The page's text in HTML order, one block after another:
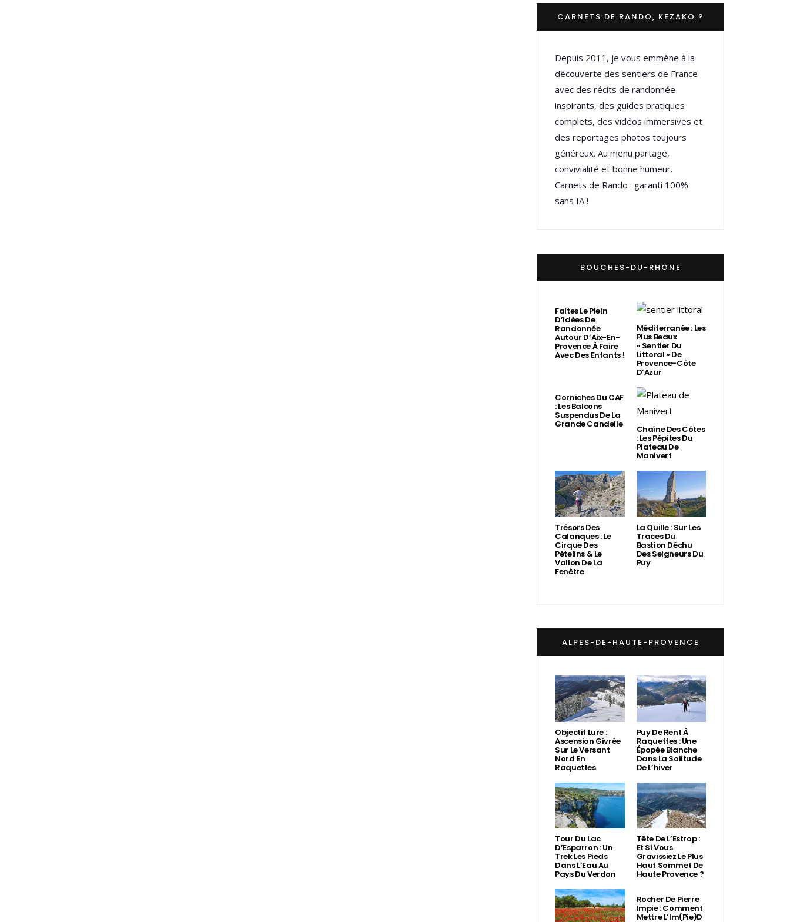
CARNETS DE RANDO, KEZAKO ?
Depuis 2011, je vous emmène à la
découverte des sentiers de France
avec des récits de randonnée
inspirants, des guides pratiques
complets, des vidéos immersives et
des reportages photos toujours
généreux. Au menu partage,
convivialité et bonne humeur.
Carnets de Rando : garanti 100%
sans IA !
BOUCHES-DU-RHÔNE
Faites Le Plein
D’idées De
Randonnée
Autour D’Aix-En-
Provence À Faire
Avec Des Enfants !
Méditerranée : Les
Plus Beaux
« Sentier Du
Littoral » De
Provence-Côte
D’Azur
Corniches Du CAF
: Les Balcons
Suspendus De La
Grande Candelle Chaîne Des Côtes
: Les Pépites Du
Plateau De
Manivert
Trésors Des
Calanques : Le
Cirque Des
Pételins & Le
Vallon De La
Fenêtre
La Quille : Sur Les
Traces Du
Bastion Déchu
Des Seigneurs Du
Puy
ALPES-DE-HAUTE-PROVENCE
Objectif Lure :
Ascension Givrée
Sur Le Versant
Nord En
Raquettes
Puy De Rent À
Raquettes : Une
Épopée Blanche
Dans La Solitude
De L’hiver
Tour Du Lac
D’Esparron : Un
Trek Les Pieds
Dans L’Eau Au
Pays Du Verdon
Tête De L’Estrop :
Et Si Vous
Gravissiez Le Plus
Haut Sommet De
Haute Provence ?
Rocher De Pierre
Impie : Comment
Mettre L’Im(Pie)d